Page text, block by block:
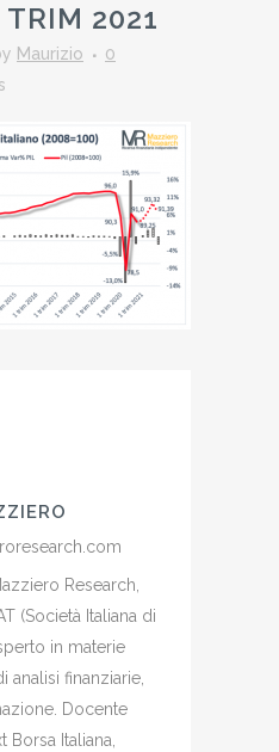
TRIM 2021
Maurizio
0
Research,
(Società Italiana di
in materie
analisi finanziarie,
Docente
Borsa Italiana,